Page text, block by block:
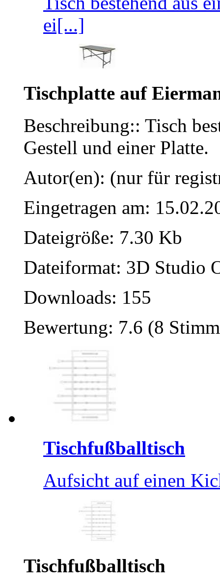
ei[...]
Tischplatte auf
Beschreibung:: Tisch
Gestell und einer Platte.
Autor(en): (nur für
Eingetragen am:
Dateigröße: 7.30 Kb
Dateiformat: 3D Studio
Downloads: 155
Bewertung: 7.6 (8
Tischfußballtisch
Aufsicht auf einen
Tischfußballtisch